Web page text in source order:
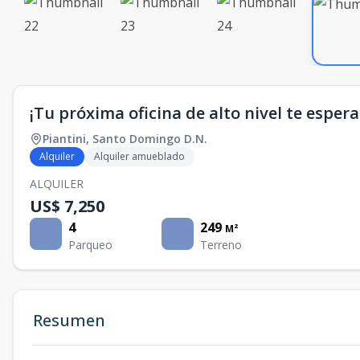
¡Tu próxima oficina de alto nivel te
Piantini, Santo Domingo D.N.
Alquiler Alquiler amueblado
ALQUILER
US$ 7,250
4
Parqueo
249 M²
Terreno
Resumen